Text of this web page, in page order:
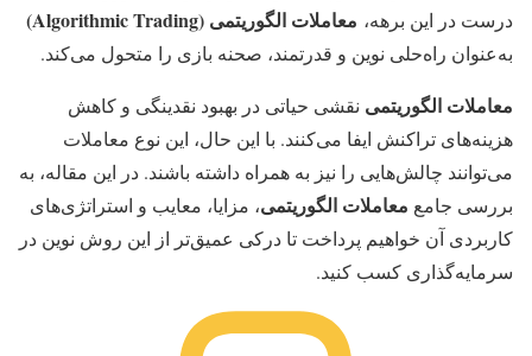
درست در این برهه، معاملات الگوریتمی (Algorithmic Trading)
به‌عنوان راه‌حلی نوین و قدرتمند، صحنه بازی را متحول می‌کند.
معاملات الگوریتمی نقشی حیاتی در بهبود نقدینگی و کاهش
هزینه‌های تراکنش ایفا می‌کنند. با این حال، این نوع معاملات
می‌توانند چالش‌هایی را نیز به همراه داشته باشند. در این مقاله، به
بررسی جامع معاملات الگوریتمی، مزایا، معایب و استراتژی‌های
کاربردی آن خواهیم پرداخت تا درکی عمیق‌تر از این روش نوین در
سرمایه‌گذاری کسب کنید.​